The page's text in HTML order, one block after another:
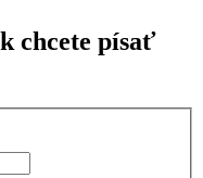
chcete písať